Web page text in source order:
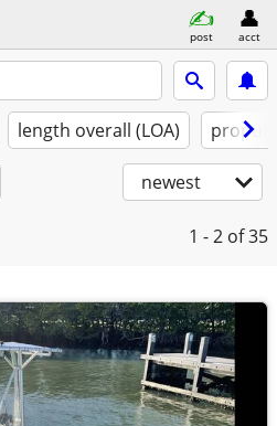
post acct
length overall (LOA)
newest
1 - 2 of 35